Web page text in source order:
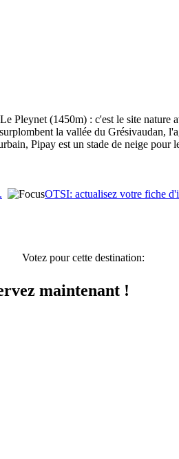
Pleynet (1450m) : c'est le site nature
la vallée du Grésivaudan,
Pipay est un stade de neige pour
OTSI: actualisez votre fiche
Votez pour cette destination:
maintenant !